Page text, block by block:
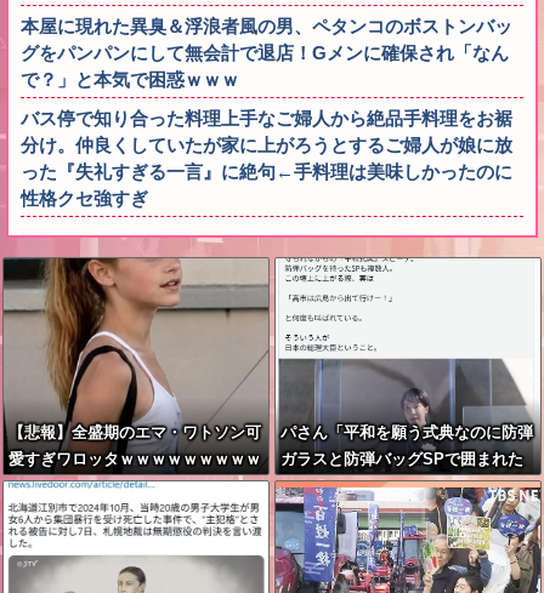
本屋に現れた異臭＆浮浪者風の男、ペタンコのボストンバッ
グをパンパンにして無会計で退店！Gメンに確保され「なん
で？」と本気で困惑ｗｗｗ
バス停で知り合った料理上手なご婦人から絶品手料理をお裾
分け。仲良くしていたが家に上がろうとするご婦人が娘に放
った『失礼すぎる一言』に絶句←手料理は美味しかったのに
性格クセ強すぎ
【悲報】全盛期のエマ・ワトソン可
愛すぎワロッタｗｗｗｗｗｗｗｗｗ
パさん「平和を願う式典なのに防弾
ガラスと防弾バッグSPで囲まれた
壇上でスピーチする人が総理大臣」